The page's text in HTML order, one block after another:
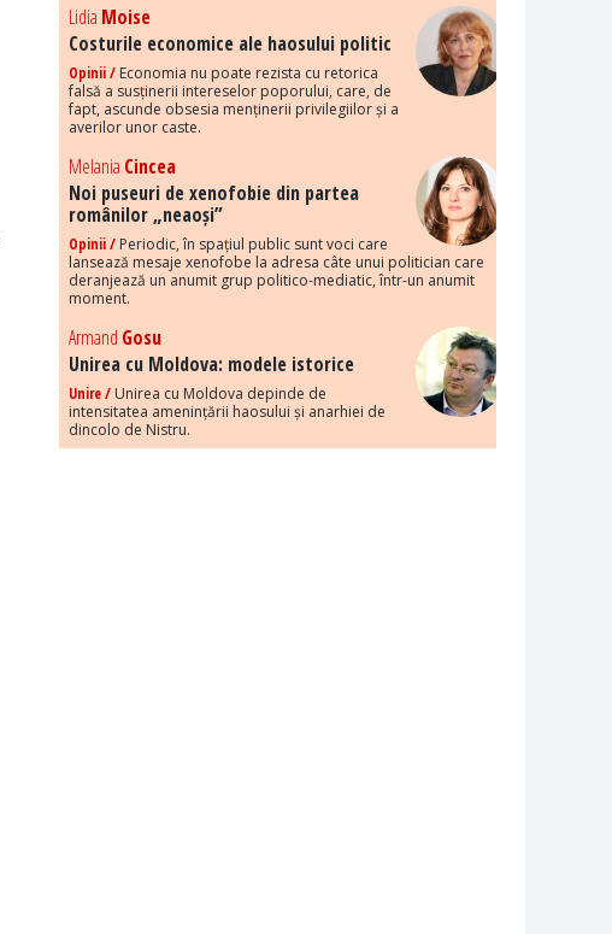
Lidia Moise
Costurile economice ale haosului politic
Opinii / Economia nu poate rezista cu retorica
falsă a susținerii intereselor poporului, care, de
fapt, ascunde obsesia menținerii privilegiilor și a
averilor unor caste.
Melania Cincea
Noi puseuri de xenofobie din partea
românilor „neaoși”
Opinii / Periodic, în spațiul public sunt voci care
lansează mesaje xenofobe la adresa câte unui politician care
deranjează un anumit grup politico-mediatic, într-un anumit
moment.
Armand Gosu
Unirea cu Moldova: modele istorice
Unire / Unirea cu Moldova depinde de
intensitatea amenințării haosului și anarhiei de
dincolo de Nistru.